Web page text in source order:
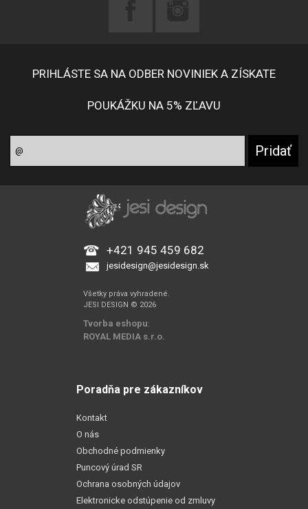
PRIHLÁSTE SA NA ODBER NOVINIEK A ZÍSKATE
POUKÁŽKU NA 5% ZĽAVU
+421 945 459 682
jesidesign@jesidesign.sk
Všetky práva vyhradené.
JESI DESIGN © 2026
Tvorba eshopu:
ROYAL MEDIA s.r.o.
Poradňa pre zákazníkov
Kontakt
O nás
Obchodné podmienky
Puncový úrad SR
Ochrana osobných údajov
Elektronicke odstúpenie od zmluvy